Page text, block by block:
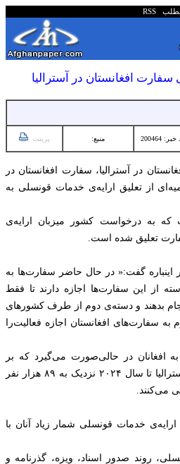
RSS
افغانستان در آسترالیا
200464 منبع: پرینت
در آسترالیا، سفارت افغانستان در
از تعلیق ارایه‌ی خدمات قونسلی به
به درخواست کشور میزبان ارایه‌ی
تعلیق شده است.
اینباره گفت:« در حال حاضر سفارت‌ها به
از این سفارت‌ها اجازه دارند تا فقط
بدهند و دسته‌ی دوم از طرف کشورهای
سفارت‌های افغانستان اجازه فعالیت‌را
افغانان در حالی‌صورت می‌گیرد که بر
پایه‌ی گزارش وزارت‌ داخله‌ی آسترالیا تا سال ۲۰۲۴ نزدیک به ۸۹ هزار نفر
می‌کنند.
خدمات قونسلی شمار زیاد آنان با
روند صدور اسناد، ویزه، گذرنامه و